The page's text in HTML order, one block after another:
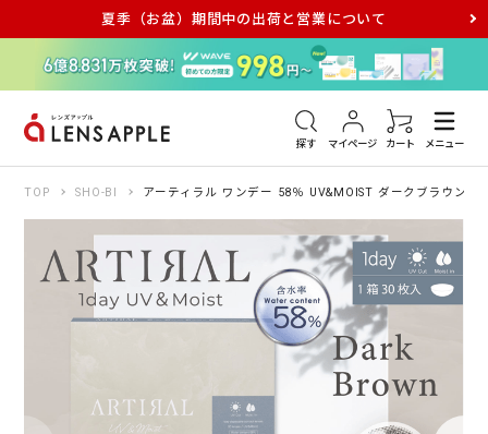
夏季（お盆）期間中の出荷と営業について
探す マイページ カート メニュー
アキュビュー メダリスト メガネ
TOP SHO-BI アーティラル ワンデー 58％ UV&MOIST ダークブラウン